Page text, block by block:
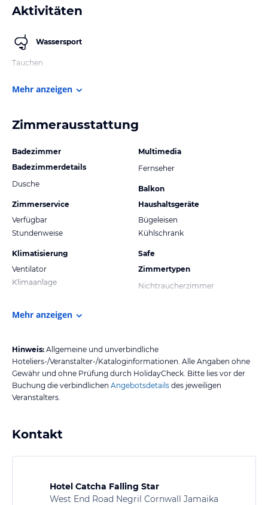
Aktivitäten
Wassersport
Tauchen
Mehr anzeigen
Zimmerausstattung
Badezimmer
Badezimmerdetails
Dusche
Zimmerservice
Verfügbar
Stundenweise
Klimatisierung
Ventilator
Klimaanlage
Multimedia
Fernseher
Balkon
Haushaltsgeräte
Bügeleisen
Kühlschrank
Safe
Zimmertypen
Nichtraucherzimmer
Mehr anzeigen
Hinweis: Allgemeine und unverbindliche
Hoteliers-/Veranstalter-/Kataloginformationen. Alle Angaben ohne
Gewähr und ohne Prüfung durch HolidayCheck. Bitte lies vor der
Buchung die verbindlichen Angebotsdetails des jeweiligen
Veranstalters.
Kontakt
Hotel Catcha Falling Star
West End Road Negril Cornwall Jamaika